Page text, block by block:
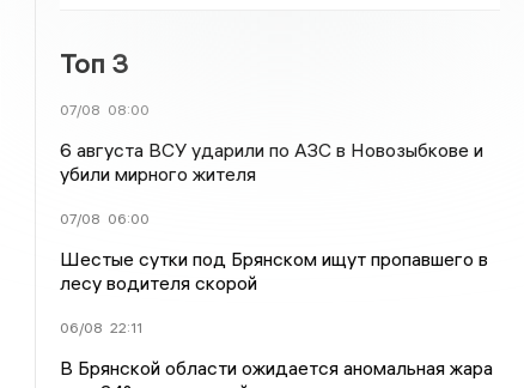
Топ 3
07/08 08:00
6 августа ВСУ ударили по АЗС в Новозыбкове и
убили мирного жителя
07/08 06:00
Шестые сутки под Брянском ищут пропавшего в
лесу водителя скорой
06/08 22:11
В Брянской области ожидается аномальная жара